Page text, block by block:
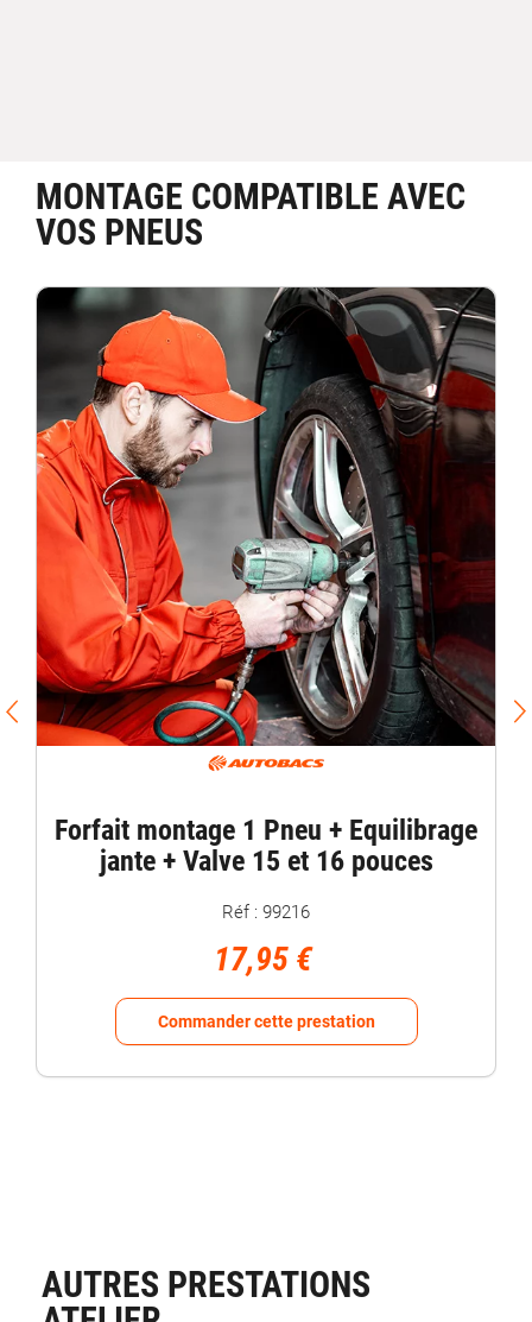
MONTAGE COMPATIBLE AVEC
VOS PNEUS
Forfait montage 1 Pneu + Equilibrage
jante + Valve 15 et 16 pouces
Réf : 99216
17,95 €
Commander cette prestation
AUTRES PRESTATIONS